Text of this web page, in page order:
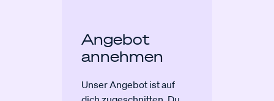
Angebot
annehmen
Unser Angebot ist auf